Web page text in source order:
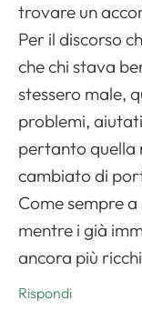
trovare un
Per il discorso
che chi stava
stessero male,
problemi,
pertanto quella
cambiato di
Come sempre
mentre i già
ancora più
Rispondi